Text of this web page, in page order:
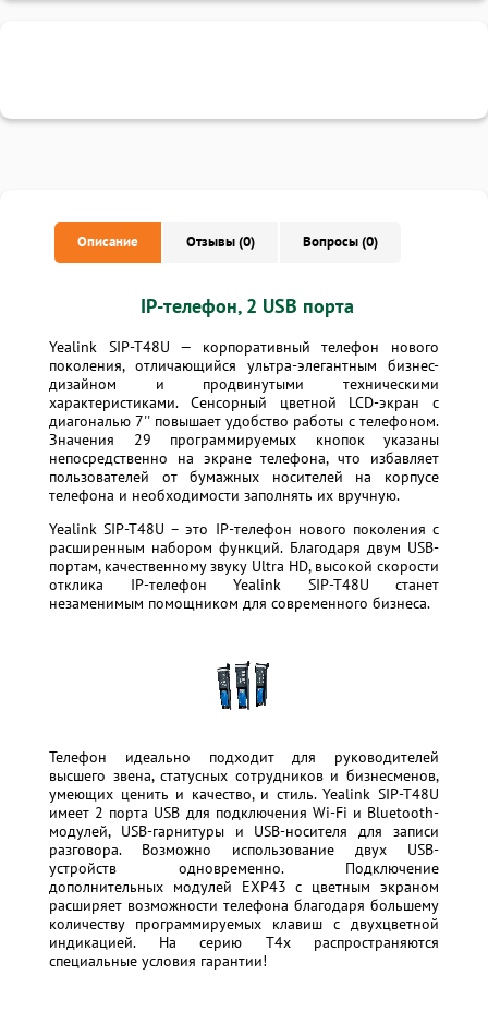
Описание Отзывы (0) Вопросы (0)
IP-телефон, 2 USB порта
Yealink SIP-T48U — корпоративный телефон нового
поколения, отличающийся ультра-элегантным бизнес-
дизайном и продвинутыми техническими
характеристиками. Сенсорный цветной LCD-экран с
диагональю 7'' повышает удобство работы с телефоном.
Значения 29 программируемых кнопок указаны
непосредственно на экране телефона, что избавляет
пользователей от бумажных носителей на корпусе
телефона и необходимости заполнять их вручную.
Yealink SIP-T48U – это IP-телефон нового поколения с
расширенным набором функций. Благодаря двум USB-
портам, качественному звуку Ultra HD, высокой скорости
отклика IP-телефон Yealink SIP-T48U станет
незаменимым помощником для современного бизнеса.
Телефон идеально подходит для руководителей
высшего звена, статусных сотрудников и бизнесменов,
умеющих ценить и качество, и стиль. Yealink SIP-T48U
имеет 2 порта USB для подключения Wi-Fi и Bluetooth-
модулей, USB-гарнитуры и USB-носителя для записи
разговора. Возможно использование двух USB-
устройств одновременно. Подключение
дополнительных модулей EXP43 с цветным экраном
расширяет возможности телефона благодаря большему
количеству программируемых клавиш с двухцветной
индикацией. На серию Т4х распространяются
специальные условия гарантии!